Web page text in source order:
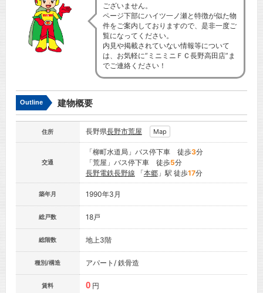
ございません。
ページ下部にハイツ一ノ瀬と特徴が似た物
件をご案内しておりますので、是非一度ご
覧になってください。
内見や掲載されていない情報等について
は、お気軽に”ミニミニＦＣ長野高田店”ま
でご連絡ください！
Outline 建物概要
住所 長野県長野市荒屋 Map
交通
「柳町水道局」バス停下車 徒歩3分
「荒屋」バス停下車 徒歩5分
長野電鉄長野線 「本郷」駅 徒歩17分
築年月 1990年3月
総戸数 18戸
総階数 地上3階
種別/構造 アパート/ 鉄骨造
賃料 0 円